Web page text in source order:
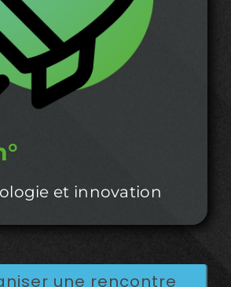
et innovation
une rencontre